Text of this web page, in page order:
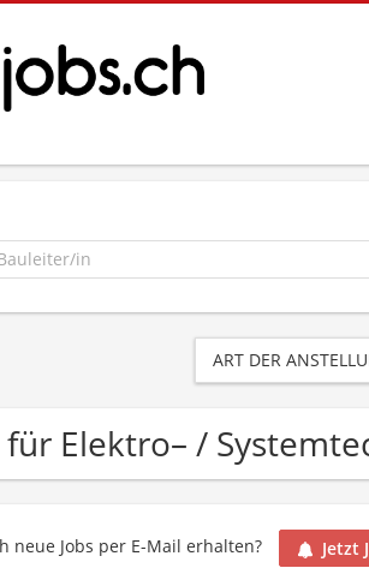
ART DER
für Elektro– /
neue Jobs per E-Mail erhalten? Jetzt